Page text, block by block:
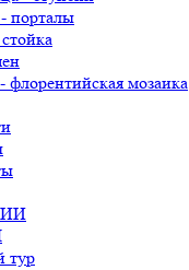
порталы
флорентийская мозаика
тур